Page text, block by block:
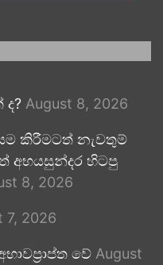
August 8, 2026
කිරීමටත් නැවතුම්
අභයසුන්දර හිටපු
8, 2026
7, 2026
වේ August